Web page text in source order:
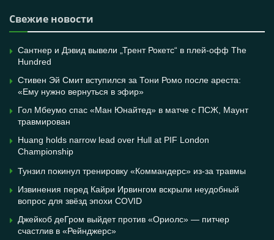
Свежие новости
Сантнер и Дэвид вывели „Трент Рокетс“ в плей-офф The
Hundred
Стивен Эй Смит вступился за Тони Ромо после ареста:
«Ему нужно вернуться в эфир»
Гол Мбеумо спас «Ман Юнайтед» в матче с ПСЖ, Маунт
травмирован
Huang holds narrow lead over Hull at PIF London
Championship
Тунзил покинул тренировку «Коммандерс» из-за травмы
Извинения перед Кайри Ирвингом вскрыли неудобный
вопрос для звёзд эпохи COVID
Джейкоб деГром выйдет против «Ориолс» — питчер
счастлив в «Рейнджерс»